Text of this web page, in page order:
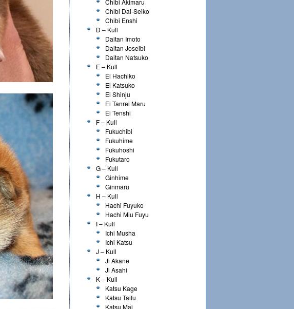
Chibi Akimaru
Chibi Dai-Seiko
Chibi Enshi
D – Kull
Daitan Imoto
Daitan Joseibi
Daitan Natsuko
E – Kull
Ei Hachiko
Ei Katsuko
Ei Shinju
Ei Tanrei Maru
Ei Tenshi
F – Kull
Fukuchibi
Fukuhime
Fukuhoshi
Fukutaro
G – Kull
Ginhime
Ginmaru
H – Kull
Hachi Fuyuko
Hachi Miu Fuyu
I – Kull
Ichi Musha
Ichi Katsu
J – Kull
Ji Akane
Ji Asahi
K – Kull
Katsu Kage
Katsu Taifu
Katsu Mai